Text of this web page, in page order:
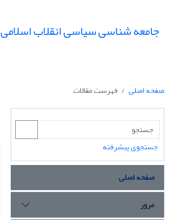
جامعه شناسی سیاسی انقلاب اسلامی
صفحه اصلی
فهرست مقالات
جستجوی پیشرفته
صفحه اصلی
مرور